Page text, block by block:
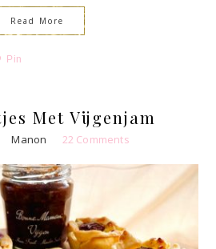
Read More
Pin
Met Vijgenjam
Manon 22 Comments